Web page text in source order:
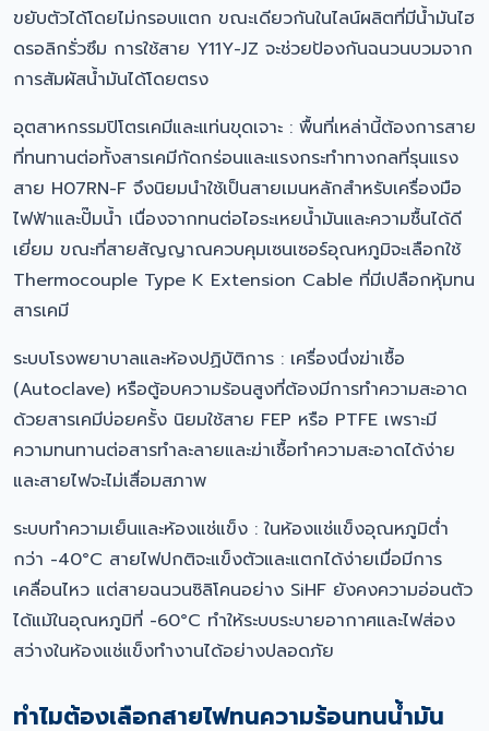
ขยับตัวได้โดยไม่กรอบแตก ขณะเดียวกันในไลน์ผลิตที่มีน้ำมันไฮ
ดรอลิกรั่วซึม การใช้สาย Y11Y-JZ จะช่วยป้องกันฉนวนบวมจาก
การสัมผัสน้ำมันได้โดยตรง
อุตสาหกรรมปิโตรเคมีและแท่นขุดเจาะ : พื้นที่เหล่านี้ต้องการสาย
ที่ทนทานต่อทั้งสารเคมีกัดกร่อนและแรงกระทำทางกลที่รุนแรง
สาย H07RN-F จึงนิยมนำใช้เป็นสายเมนหลักสำหรับเครื่องมือ
ไฟฟ้าและปั๊มน้ำ เนื่องจากทนต่อไอระเหยน้ำมันและความชื้นได้ดี
เยี่ยม ขณะที่สายสัญญาณควบคุมเซนเซอร์อุณหภูมิจะเลือกใช้
Thermocouple Type K Extension Cable ที่มีเปลือกหุ้มทน
สารเคมี
ระบบโรงพยาบาลและห้องปฏิบัติการ : เครื่องนึ่งฆ่าเชื้อ
(Autoclave) หรือตู้อบความร้อนสูงที่ต้องมีการทำความสะอาด
ด้วยสารเคมีบ่อยครั้ง นิยมใช้สาย FEP หรือ PTFE เพราะมี
ความทนทานต่อสารทำละลายและฆ่าเชื้อทำความสะอาดได้ง่าย
และสายไฟจะไม่เสื่อมสภาพ
ระบบทำความเย็นและห้องแช่แข็ง : ในห้องแช่แข็งอุณหภูมิต่ำ
กว่า -40°C สายไฟปกติจะแข็งตัวและแตกได้ง่ายเมื่อมีการ
เคลื่อนไหว แต่สายฉนวนซิลิโคนอย่าง SiHF ยังคงความอ่อนตัว
ได้แม้ในอุณหภูมิที่ -60°C ทำให้ระบบระบายอากาศและไฟส่อง
สว่างในห้องแช่แข็งทำงานได้อย่างปลอดภัย
ทำไมต้องเลือกสายไฟทนความร้อนทนน้ำมัน